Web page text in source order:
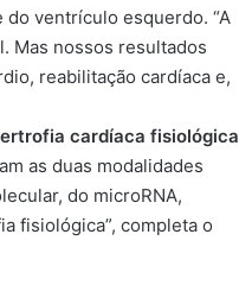
do ventrículo esquerdo. “A
Mas nossos resultados
reabilitação cardíaca e,
cardíaca fisiológica
as duas modalidades
do microRNA,
fisiológica”, completa o